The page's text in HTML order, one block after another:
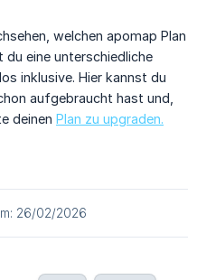
welchen apomap Plan
du eine unterschiedliche
inklusive. Hier kannst du
aufgebraucht hast und,
deinen Plan zu upgraden.
26/02/2026